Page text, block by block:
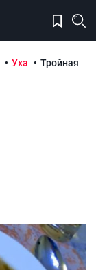
Уха
Тройная